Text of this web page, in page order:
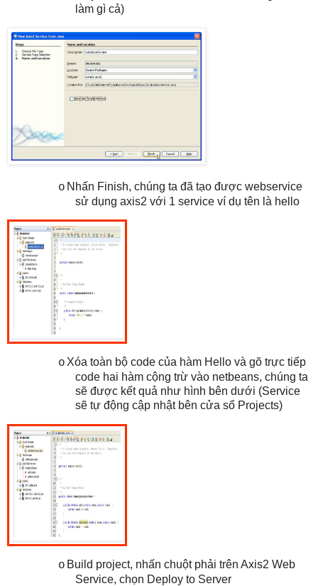
làm gì cả)
o Nhấn Finish, chúng ta đã tạo được webservice
sử dụng axis2 với 1 service ví dụ tên là hello
o Xóa toàn bộ code của hàm Hello và gõ trực tiếp
code hai hàm cộng trừ vào netbeans, chúng ta
sẽ được kết quả như hình bên dưới (Service
sẽ tự động cập nhật bên cửa sổ Projects)
o Build project, nhấn chuột phải trên Axis2 Web
Service, chọn Deploy to Server